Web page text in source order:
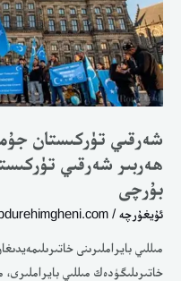
شەرقىي تۈركىستان
ھەربىر شەرقىي
بۇرچى
ئۇيغۇرچە/ By
مىللىي بايراملىرىنى
خاتىرىلىگۈدەك مىللىي
شەرقىي
تۈركىستانلىقنىڭ
مىللىي
ۋە
بۇرچى